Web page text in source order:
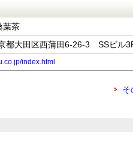
葉茶
都大田区西蒲田6-26-3 SSビル
index.html
そ